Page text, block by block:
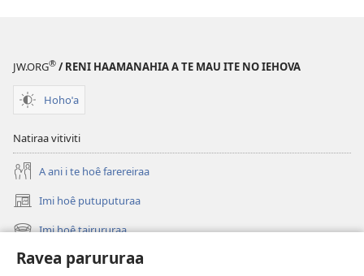
Ravea parururaa
JW.ORG® / RENI HAAMANAHIA A TE MAU ITE NO IEHOVA
Hohoˈa
Natiraa vitiviti
A ani i te hoê farereiraa
Imi hoê putuputuraa
(opens
new Imi hoê tairururaa
(opens
new
window)
Eaha te mea apî